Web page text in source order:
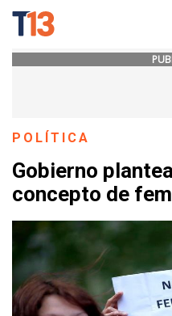
POLÍTICA
Gobierno
concepto de